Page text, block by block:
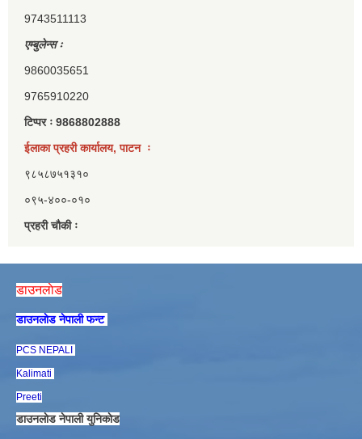
9743511113
एम्बुलेन्स ः
9860035651
9765910220
टिप्पर ः 9868802888
ईलाका प्रहरी कार्यालय, पाटन ः
९८५८७५१३१०
०९५-४००-०१०
प्रहरी चौकी ः
डाउनलाेड
डाउनलाेड नेपाली फन्ट
PCS NEPALI
Kalimati
Preeti
डाउनलाेड नेपाली युनिकाेड